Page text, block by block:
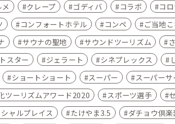
クレープ ゴディバ コラボ コ
コンフォートホテル コンペ
ご当地
サウナの聖地 サウンドツーリズム
スター ジェラート シネプレックス
ショートショート スーパー スーパー
ツーリズムアワード2020 スポーツ選手
ャルプレイス たけやま3.5 ダチョウ倶楽